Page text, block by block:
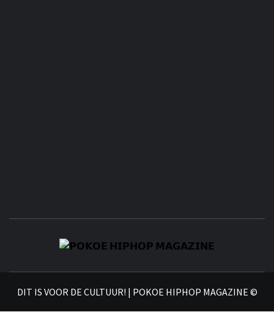
DIT IS VOOR DE CULTUUR! | POKOE HIPHOP MAGAZINE ©